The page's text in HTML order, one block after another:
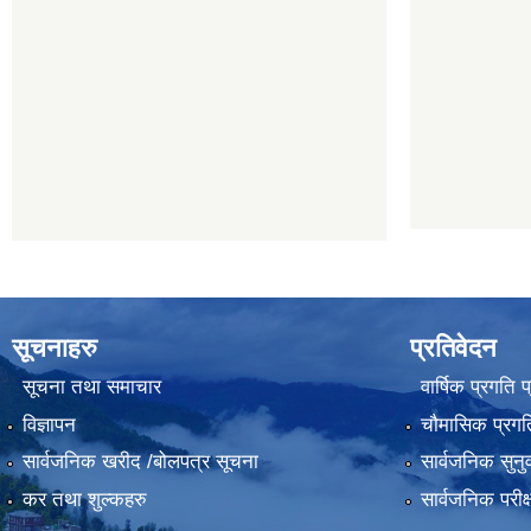
सूचनाहरु
सूचना तथा समाचार
विज्ञापन
सार्वजनिक खरीद /बोलपत्र सूचना
कर तथा शुल्कहरु
प्रतिवेदन
वार्षिक प्रगति
चौमासिक
सार्वजनिक
सार्वजनिक